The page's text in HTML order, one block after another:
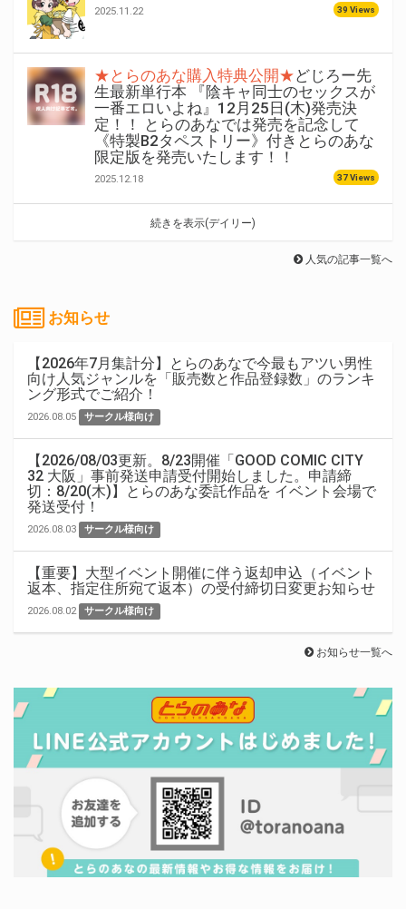
2025.11.22 39 Views
★とらのあな購入特典公開★どじろー先
生最新単行本 『陰キャ同士のセックスが
一番エロいよね』12月25日(木)発売決
定！！ とらのあなでは発売を記念して
《特製B2タペストリー》付きとらのあな
限定版を発売いたします！！
2025.12.18 37 Views
続きを表示(デイリー)
人気の記事一覧へ
お知らせ
【2026年7月集計分】とらのあなで今最もアツい男性
向け人気ジャンルを「販売数と作品登録数」のランキ
ング形式でご紹介！
2026.08.05 サークル様向け
【2026/08/03更新。8/23開催「GOOD COMIC CITY
32 大阪」事前発送申請受付開始しました。申請締
切：8/20(木)】とらのあな委託作品を イベント会場で
発送受付！
2026.08.03 サークル様向け
【重要】大型イベント開催に伴う返却申込（イベント
返本、指定住所宛て返本）の受付締切日変更お知らせ
2026.08.02 サークル様向け
お知らせ一覧へ